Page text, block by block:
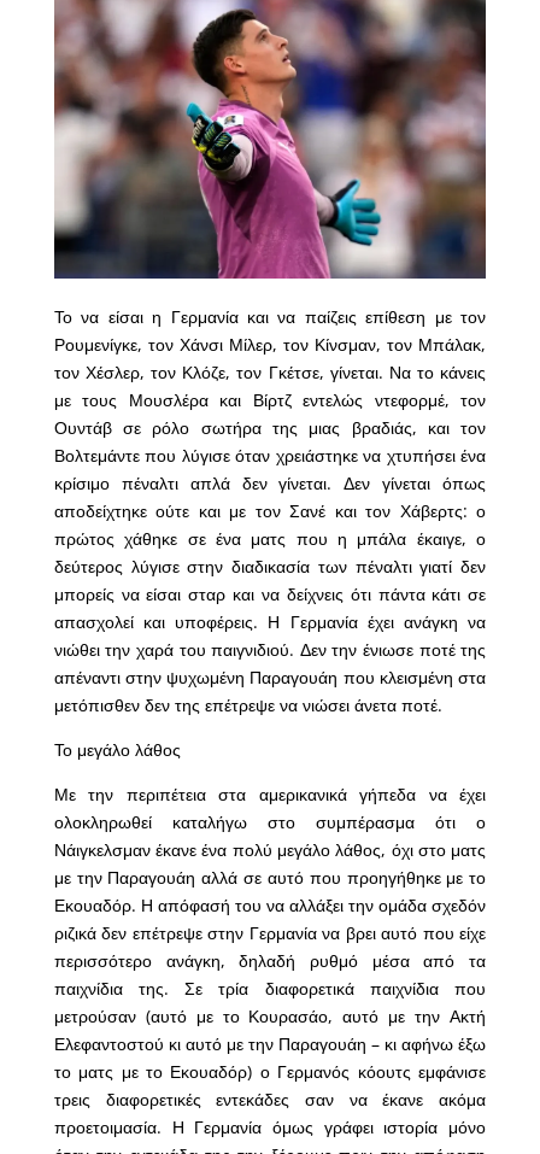
Το να είσαι η Γερμανία και να παίζεις επίθεση με τον
Ρουμενίγκε, τον Χάνσι Μίλερ, τον Κίνσμαν, τον Μπάλακ,
τον Χέσλερ, τον Κλόζε, τον Γκέτσε, γίνεται. Να το κάνεις
με τους Μουσλέρα και Βίρτζ εντελώς ντεφορμέ, τον
Ουντάβ σε ρόλο σωτήρα της μιας βραδιάς, και τον
Βολτεμάντε που λύγισε όταν χρειάστηκε να χτυπήσει ένα
κρίσιμο πέναλτι απλά δεν γίνεται. Δεν γίνεται όπως
αποδείχτηκε ούτε και με τον Σανέ και τον Χάβερτς: ο
πρώτος χάθηκε σε ένα ματς που η μπάλα έκαιγε, ο
δεύτερος λύγισε στην διαδικασία των πέναλτι γιατί δεν
μπορείς να είσαι σταρ και να δείχνεις ότι πάντα κάτι σε
απασχολεί και υποφέρεις. Η Γερμανία έχει ανάγκη να
νιώθει την χαρά του παιγνιδιού. Δεν την ένιωσε ποτέ της
απέναντι στην ψυχωμένη Παραγουάη που κλεισμένη στα
μετόπισθεν δεν της επέτρεψε να νιώσει άνετα ποτέ.
Το μεγάλο λάθος
Με την περιπέτεια στα αμερικανικά γήπεδα να έχει
ολοκληρωθεί καταλήγω στο συμπέρασμα ότι ο
Νάιγκελσμαν έκανε ένα πολύ μεγάλο λάθος, όχι στο ματς
με την Παραγουάη αλλά σε αυτό που προηγήθηκε με το
Εκουαδόρ. Η απόφασή του να αλλάξει την ομάδα σχεδόν
ριζικά δεν επέτρεψε στην Γερμανία να βρει αυτό που είχε
περισσότερο ανάγκη, δηλαδή ρυθμό μέσα από τα
παιχνίδια της. Σε τρία διαφορετικά παιχνίδια που
μετρούσαν (αυτό με το Κουρασάο, αυτό με την Ακτή
Ελεφαντοστού κι αυτό με την Παραγουάη – κι αφήνω έξω
το ματς με το Εκουαδόρ) ο Γερμανός κόουτς εμφάνισε
τρεις διαφορετικές εντεκάδες σαν να έκανε ακόμα
προετοιμασία. Η Γερμανία όμως γράφει ιστορία μόνο